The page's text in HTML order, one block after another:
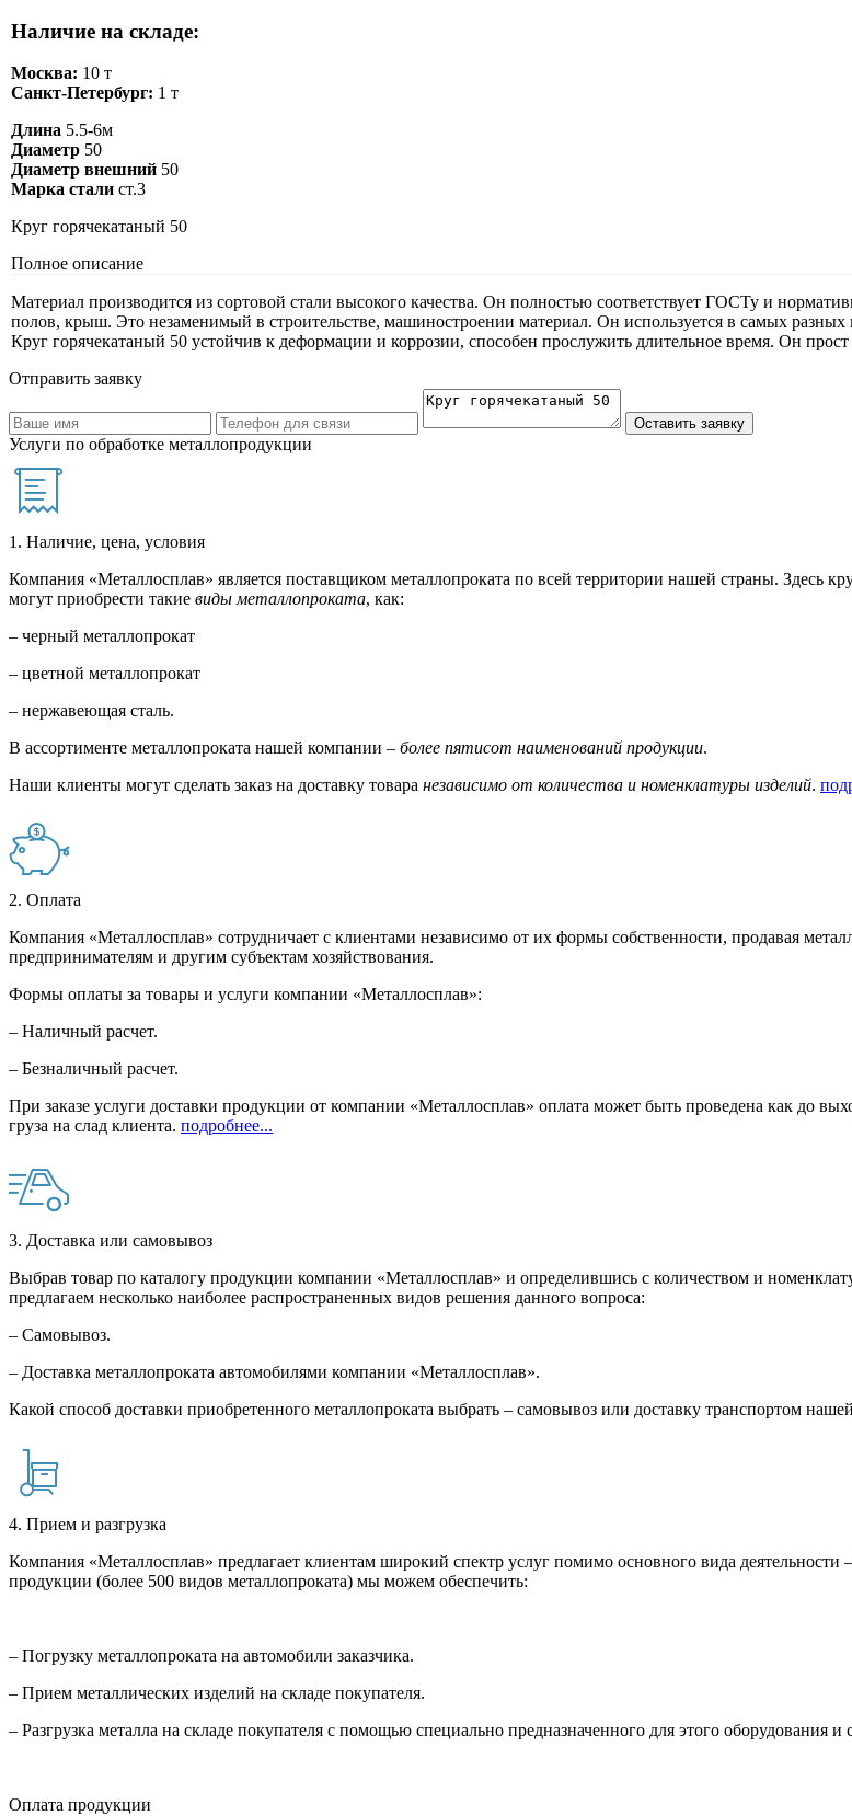
Наличие на складе:
Москва: 10 т
Санкт-Петербург: 1 т
Длина 5.5-6м
Диаметр 50
Диаметр внешний 50
Марка стали ст.3
Круг горячекатаный 50
Полное описание
Материал производится из сортовой стали высокого качества. Он полностью соответствует ГОСТу и
полов, крыш. Это незаменимый в строительстве, машиностроении материал. Он используется в самых
Круг горячекатаный 50 устойчив к деформации и коррозии, способен прослужить длительное время. Он прост
Отправить заявку
Услуги по обработке металлопродукции
1. Наличие, цена, условия
Компания «Металлосплав» является поставщиком металлопроката по всей территории нашей страны.
могут приобрести такие виды металлопроката, как:
– черный металлопрокат
– цветной металлопрокат
– нержавеющая сталь.
В ассортименте металлопроката нашей компании – более пятисот наименований продукции.
Наши клиенты могут сделать заказ на доставку товара независимо от количества и номенклатуры изделий.
2. Оплата
Компания «Металлосплав» сотрудничает с клиентами независимо от их формы собственности, продавая
предпринимателям и другим субъектам хозяйствования.
Формы оплаты за товары и услуги компании «Металлосплав»:
– Наличный расчет.
– Безналичный расчет.
При заказе услуги доставки продукции от компании «Металлосплав» оплата может быть проведена как до
груза на слад клиента. подробнее...
3. Доставка или самовывоз
Выбрав товар по каталогу продукции компании «Металлосплав» и определившись с количеством и
предлагаем несколько наиболее распространенных видов решения данного вопроса:
– Самовывоз.
– Доставка металлопроката автомобилями компании «Металлосплав».
Какой способ доставки приобретенного металлопроката выбрать – самовывоз или доставку транспортом
4. Прием и разгрузка
Компания «Металлосплав» предлагает клиентам широкий спектр услуг помимо основного вида
продукции (более 500 видов металлопроката) мы можем обеспечить:
– Погрузку металлопроката на автомобили заказчика.
– Прием металлических изделий на складе покупателя.
– Разгрузка металла на складе покупателя с помощью специально предназначенного для этого
Оплата продукции